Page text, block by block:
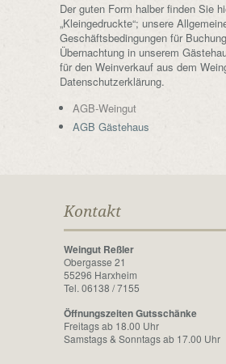
Der guten Form halber finden Sie
„Kleingedruckte“; unsere
Geschäftsbedingungen für
Übernachtung in unserem
für den Weinverkauf aus dem
Datenschutzerklärung.
AGB-Weingut
AGB Gästehaus
Kontakt
Weingut Reßler
Obergasse 21
55296 Harxheim
Tel. 06138 / 7155
Öffnungszeiten Gutsschänke
Freitags ab 18.00 Uhr
Samstags & Sonntags ab 17.00 Uhr